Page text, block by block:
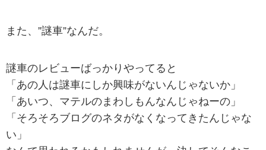
また、”謎車”なんだ。
謎車のレビューばっかりやってると
「あの人は謎車にしか興味がないんじゃないか」
「あいつ、マテルのまわしもんなんじゃねーの」
「そろそろブログのネタがなくなってきたんじゃな
い」